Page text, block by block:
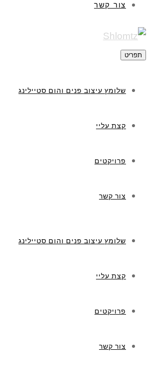
צור קשר
תפריט
שלומץ עיצוב פנים והום סטיילינג
קצת עליי
פרויקטים
צור קשר
שלומץ עיצוב פנים והום סטיילינג
קצת עליי
פרויקטים
צור קשר